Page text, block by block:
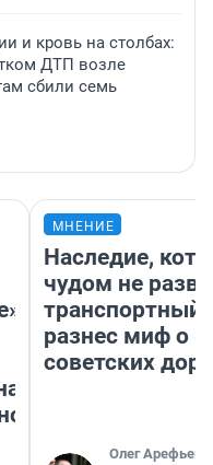
и кровь на столбах:
ДТП возле
сбили семь
МНЕНИЕ
Наследие,
чудом не
транспортный
разнес миф о
советских
Олег Арефьев